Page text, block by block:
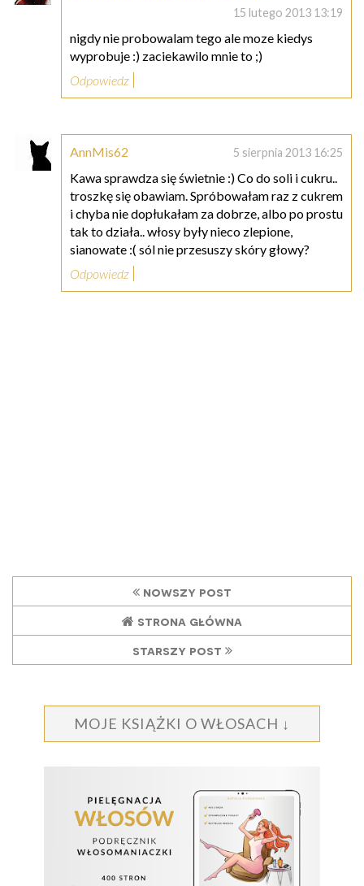
15 lutego 2013 13:19
nigdy nie probowalam tego ale moze kiedys
wyprobuje :) zaciekawilo mnie to ;)
Odpowiedz
AnnMis62 5 sierpnia 2013 16:25
Kawa sprawdza się świetnie :) Co do soli i cukru..
troszkę się obawiam. Spróbowałam raz z cukrem
i chyba nie dopłukałam za dobrze, albo po prostu
tak to działa.. włosy były nieco zlepione,
sianowate :( sól nie przesuszy skóry głowy?
Odpowiedz
nowszy post
strona główna
starszy post
MOJE KSIĄŻKI O WŁOSACH ↓